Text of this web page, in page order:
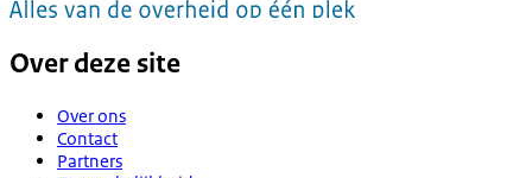
Over deze site
Over ons
Contact
Partners